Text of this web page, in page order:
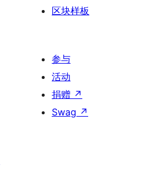
区块样板
参与
活动
捐赠 ↗
Swag ↗